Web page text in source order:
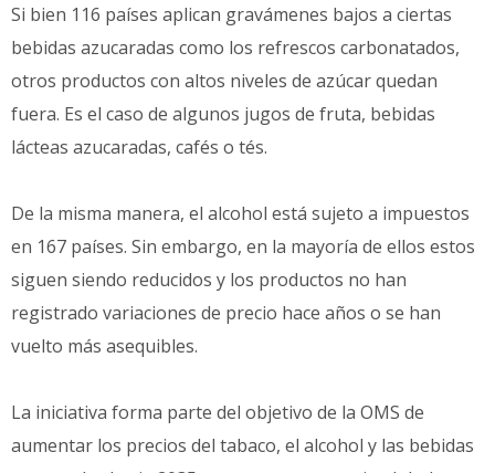
Si bien 116 países aplican gravámenes bajos a ciertas
bebidas azucaradas como los refrescos carbonatados,
otros productos con altos niveles de azúcar quedan
fuera. Es el caso de algunos jugos de fruta, bebidas
lácteas azucaradas, cafés o tés.
De la misma manera, el alcohol está sujeto a impuestos
en 167 países. Sin embargo, en la mayoría de ellos estos
siguen siendo reducidos y los productos no han
registrado variaciones de precio hace años o se han
vuelto más asequibles.
La iniciativa forma parte del objetivo de la OMS de
aumentar los precios del tabaco, el alcohol y las bebidas